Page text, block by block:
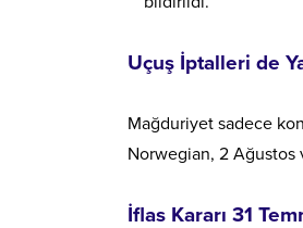
Uçuş İptalleri de
Mağduriyet sadece
Norwegian, 2 Ağustos
İflas Kararı 31